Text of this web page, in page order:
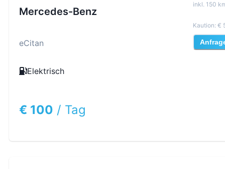
Mercedes-Benz
eCitan
Elektrisch
€ 100 / Tag
inkl. 150
Kaution: €